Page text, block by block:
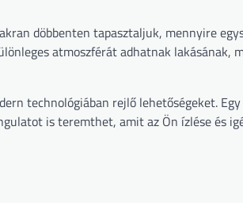
döbbenten tapasztaljuk, mennyire
atmoszférát adhatnak lakásának,
technológiában rejlő lehetőségeket.
is teremthet, amit az Ön ízlése és